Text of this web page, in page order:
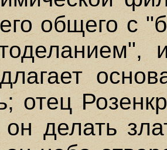
общего с
отец
он делать